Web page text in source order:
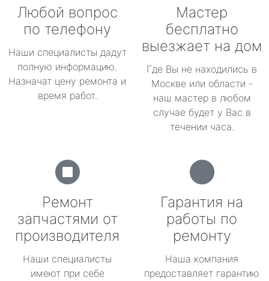
Любой вопрос
по телефону
Наши специалисты дадут
полную информацию.
Назначат цену ремонта и
время работ.
Мастер
бесплатно
выезжает на дом
Где Вы не находились в
Москве или области -
наш мастер в любом
случае будет у Вас в
течении часа.
Ремонт
запчастями от
производителя
Наши специалисты
имеют при себе
Гарантия на
работы по
ремонту
Наша компания
предоставляет гарантию